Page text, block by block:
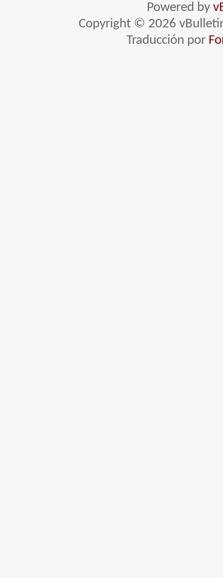
Powered by
Copyright © 2026
Traducción por